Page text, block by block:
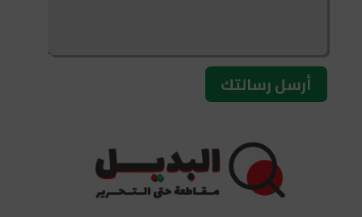
أرسل رسالتك